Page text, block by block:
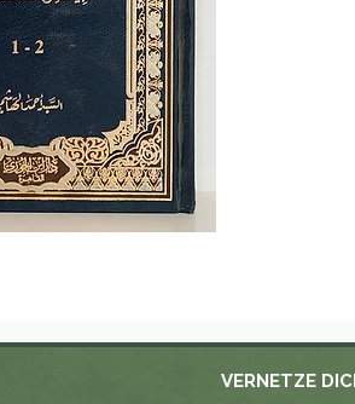
VERNETZE